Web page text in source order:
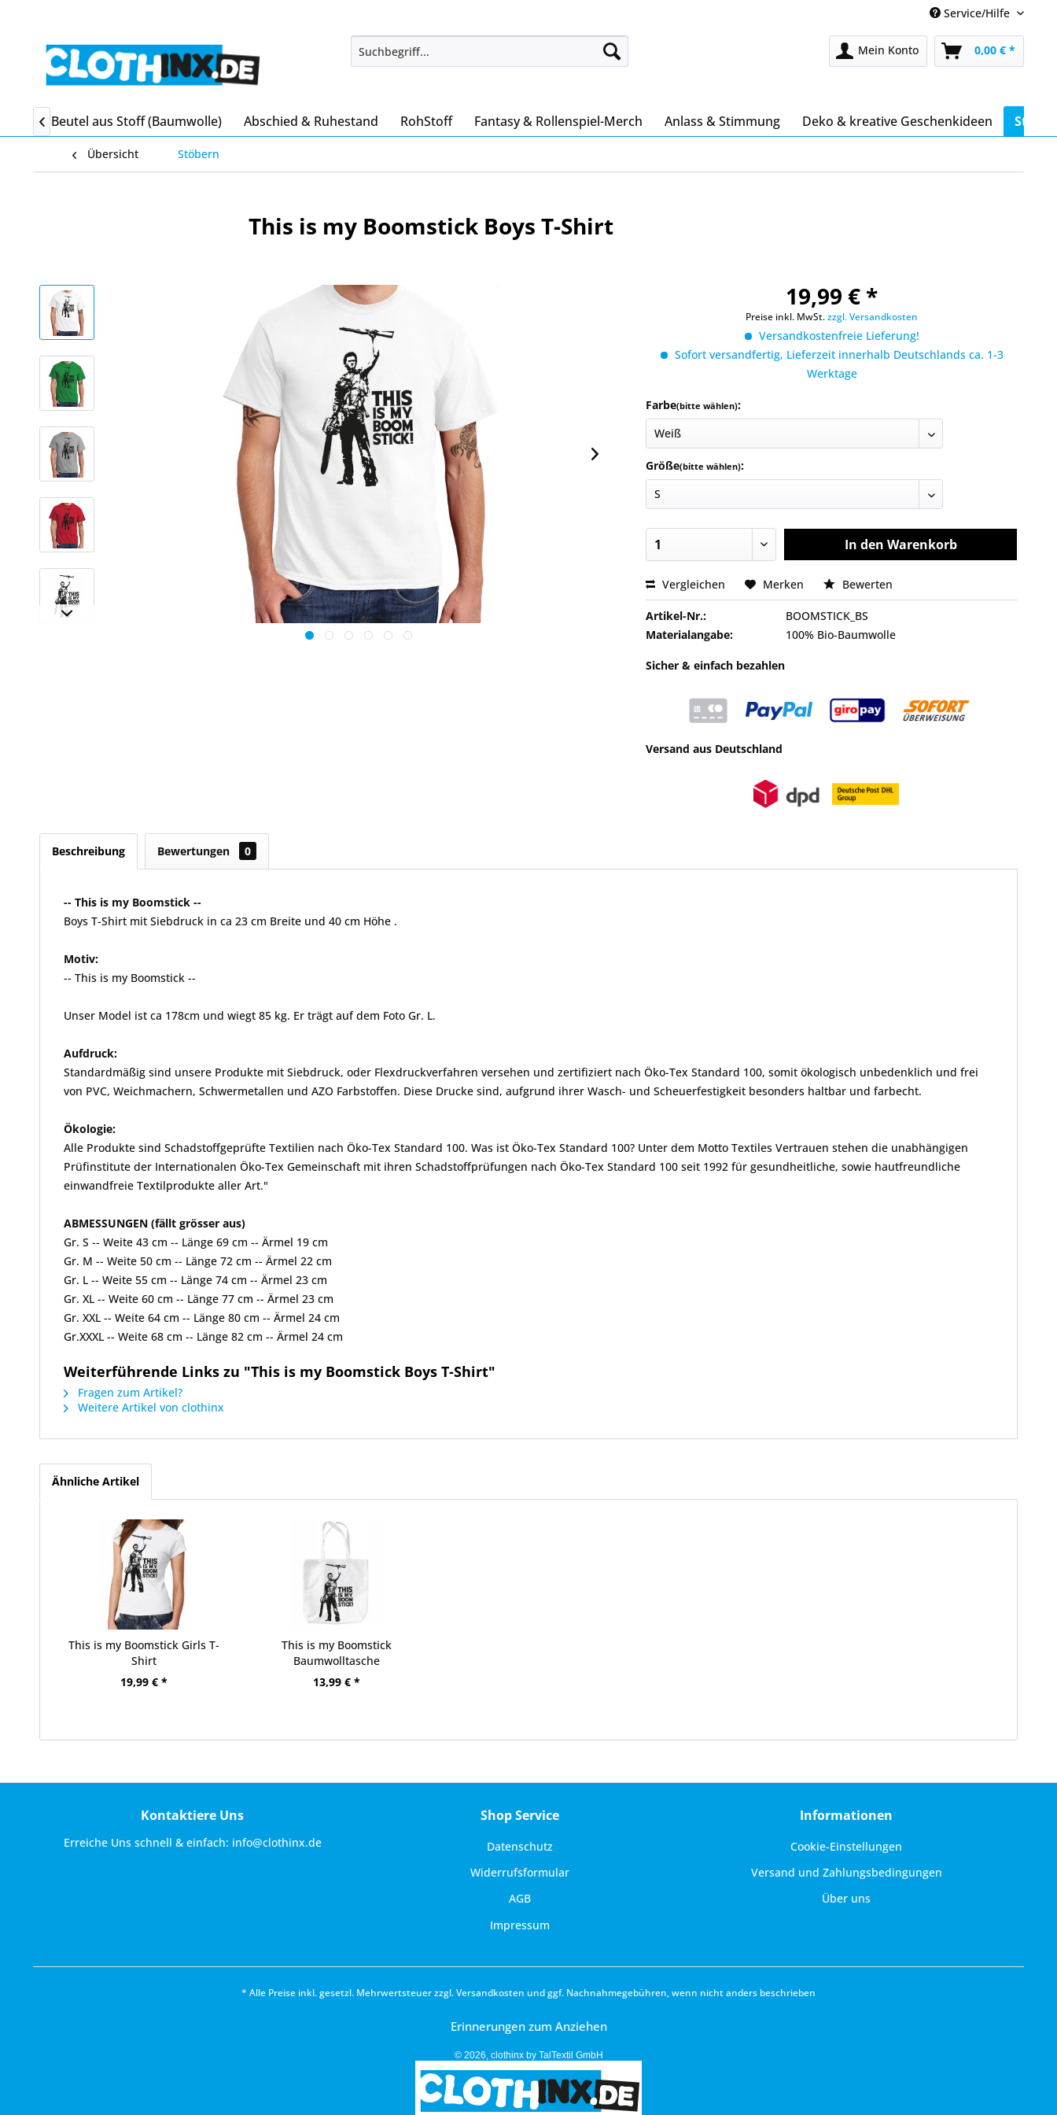
Service/Hilfe
Mein Konto 0,00 € *
Beutel aus Stoff (Baumwolle) Abschied & Ruhestand RohStoff Fantasy & Rollenspiel-Merch Anlass & Stimmung Deko & kreative Geschenkideen

Übersicht Stöbern
This is my Boomstick Boys T-Shirt
19,99 € *
Preise inkl. MwSt.zzgl. Versandkosten
Versandkostenfreie Lieferung!
Sofort versandfertig, Lieferzeit innerhalb Deutschlands ca. 1-3
Werktage
Farbe(bitte wählen):
Größe(bitte wählen):
In den Warenkorb
Vergleichen Merken Bewerten
Artikel-Nr.:
BOOMSTICK_BS
Materialangabe:
100% Bio-Baumwolle
Sicher & einfach bezahlen
Versand aus Deutschland
Beschreibung Bewertungen 0
-- This is my Boomstick --
Boys T-Shirt mit Siebdruck in ca 23 cm Breite und 40 cm Höhe .
Motiv:
-- This is my Boomstick --
Unser Model ist ca 178cm und wiegt 85 kg. Er trägt auf dem Foto Gr. L.
Aufdruck:
Standardmäßig sind unsere Produkte mit Siebdruck, oder Flexdruckverfahren versehen und zertifiziert nach Öko-Tex Standard 100, somit ökologisch unbedenklich und frei
von PVC, Weichmachern, Schwermetallen und AZO Farbstoffen. Diese Drucke sind, aufgrund ihrer Wasch- und Scheuerfestigkeit besonders haltbar und farbecht.
Ökologie:
Alle Produkte sind Schadstoffgeprüfte Textilien nach Öko-Tex Standard 100. Was ist Öko-Tex Standard 100? Unter dem Motto Textiles Vertrauen stehen die unabhängigen
Prüfinstitute der Internationalen Öko-Tex Gemeinschaft mit ihren Schadstoffprüfungen nach Öko-Tex Standard 100 seit 1992 für gesundheitliche, sowie hautfreundliche
einwandfreie Textilprodukte aller Art."
ABMESSUNGEN (fällt grösser aus)
Gr. S -- Weite 43 cm -- Länge 69 cm -- Ärmel 19 cm
Gr. M -- Weite 50 cm -- Länge 72 cm -- Ärmel 22 cm
Gr. L -- Weite 55 cm -- Länge 74 cm -- Ärmel 23 cm
Gr. XL -- Weite 60 cm -- Länge 77 cm -- Ärmel 23 cm
Gr. XXL -- Weite 64 cm -- Länge 80 cm -- Ärmel 24 cm
Gr.XXXL -- Weite 68 cm -- Länge 82 cm -- Ärmel 24 cm
Weiterführende Links zu "This is my Boomstick Boys T-Shirt"
Fragen zum Artikel?
Weitere Artikel von clothinx
Ähnliche Artikel
This is my Boomstick Girls T-
Shirt
19,99 € *
This is my Boomstick
Baumwolltasche
13,99 € *
Kontaktiere Uns
Erreiche Uns schnell & einfach: info@clothinx.de
Shop Service
Datenschutz
Widerrufsformular
AGB
Impressum
Informationen
Cookie-Einstellungen
Versand und Zahlungsbedingungen
Über uns
* Alle Preise inkl. gesetzl. Mehrwertsteuer zzgl.Versandkosten und ggf. Nachnahmegebühren, wenn nicht anders beschrieben
Erinnerungen zum Anziehen
© 2026, clothinx by TalTextil GmbH